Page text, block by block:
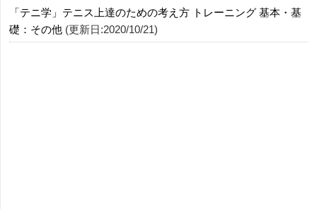
「テニ学」テニス上達のための考え方 トレーニング 基本・基
礎：その他 (更新日:2020/10/21)